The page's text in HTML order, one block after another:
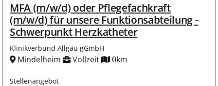
MFA (m/w/d) oder Pflegefachkraft
(m/w/d) für unsere Funktionsabteilung -
Schwerpunkt Herzkatheter
Klinikverbund Allgäu gGmbH
Mindelheim Vollzeit 0km
Stellenangebot